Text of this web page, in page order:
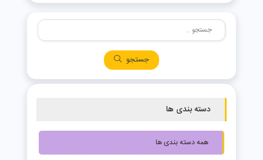
جستجو
دسته بندی ها
همه دسته بندی ها